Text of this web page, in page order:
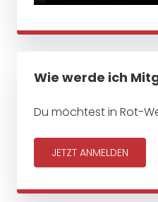
Wie werde ich
Du möchtest in Rot-
JETZT ANMELDEN